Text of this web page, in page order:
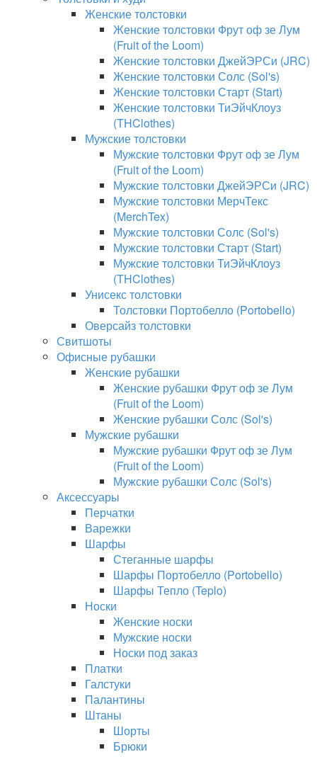
Женские толстовки
Женские толстовки Фрут оф зе Лум
(Fruit of the Loom)
Женские толстовки ДжейЭРСи (JRC)
Женские толстовки Солс (Sol's)
Женские толстовки Старт (Start)
Женские толстовки ТиЭйчКлоуз
(THClothes)
Мужские толстовки
Мужские толстовки Фрут оф зе Лум
(Fruit of the Loom)
Мужские толстовки ДжейЭРСи (JRC)
Мужские толстовки МерчТекс
(MerchTex)
Мужские толстовки Солс (Sol's)
Мужские толстовки Старт (Start)
Мужские толстовки ТиЭйчКлоуз
(THClothes)
Унисекс толстовки
Толстовки Портобелло (Portobello)
Оверсайз толстовки
Свитшоты
Офисные рубашки
Женские рубашки
Женские рубашки Фрут оф зе Лум
(Fruit of the Loom)
Женские рубашки Солс (Sol's)
Мужские рубашки
Мужские рубашки Фрут оф зе Лум
(Fruit of the Loom)
Мужские рубашки Солс (Sol's)
Аксессуары
Перчатки
Варежки
Шарфы
Стеганные шарфы
Шарфы Портобелло (Portobello)
Шарфы Тепло (Teplo)
Носки
Женские носки
Мужские носки
Носки под заказ
Платки
Галстуки
Палантины
Штаны
Шорты
Брюки